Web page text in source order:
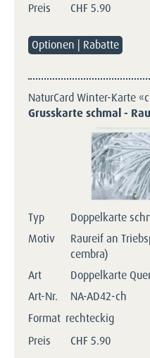
Preis CHF5.90
Optionen | Rabatte
NaturCard Winter-Karte
Grusskarte schmal -
Typ
Doppelkarte
Motiv
Raureif an
cembra)
Art
Doppelkarte
Art-Nr.
NA-AD42-ch
Format rechteckig
Preis
CHF5.90